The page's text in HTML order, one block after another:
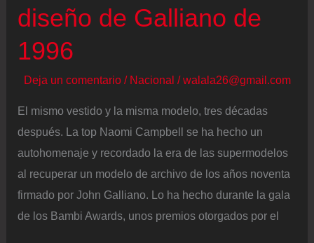
diseño de Galliano de
1996
Deja un comentario / Nacional /walala26@gmail.com
El mismo vestido y la misma modelo, tres décadas
después. La top Naomi Campbell se ha hecho un
autohomenaje y recordado la era de las supermodelos
al recuperar un modelo de archivo de los años noventa
firmado por John Galliano. Lo ha hecho durante la gala
de los Bambi Awards, unos premios otorgados por el